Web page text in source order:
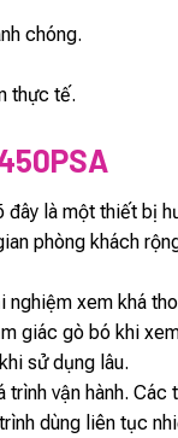
chóng.
thực tế.
là một thiết bị
phòng khách
xem khá
giác gò bó khi
sử dụng lâu.
vận hành.
dùng liên tục